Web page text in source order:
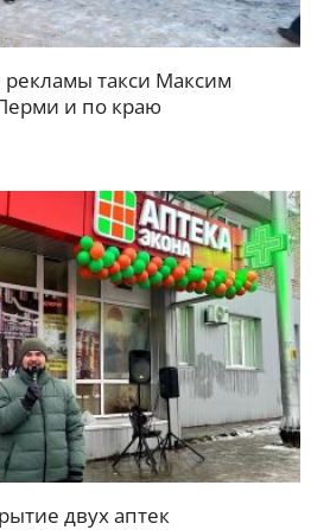
рекламы такси Максим
и по краю
двух аптек